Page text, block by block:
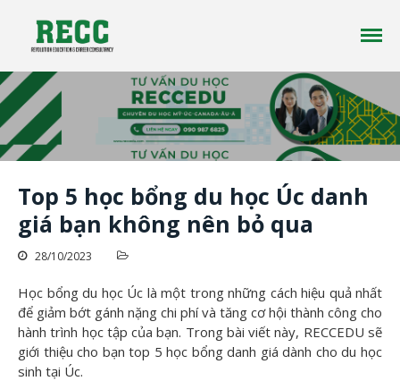
Giới thiệu
Du học
Tư vấn Du Học - Reccedu | Du học
Úc, Mỹ, Canada, New Zealand uy
tín tại Việt Nam
Top 5 học bổng du học Úc hot nhất
Công ty tư vấn du học RECC EDUCATION là một
kinh nghiệm trong lĩnh vực du học ở nhiều
quốc gia trên thế giới
Top 5 học bổng du học Úc danh
giá bạn không nên bỏ qua
28/10/2023
Học bổng du học Úc là một trong những cách hiệu quả nhất
để giảm bớt gánh nặng chi phí và tăng cơ hội thành công cho
hành trình học tập của bạn. Trong bài viết này, RECCEDU sẽ
giới thiệu cho bạn top 5 học bổng danh giá dành cho du học
sinh tại Úc.